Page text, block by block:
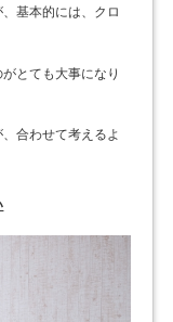
基本的には、クロ
とても大事になり
合わせて考えるよ